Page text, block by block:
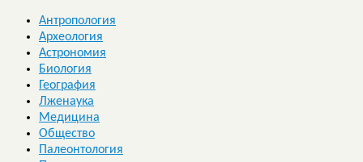
Антропология
Археология
Астрономия
Биология
География
Лженаука
Медицина
Общество
Палеонтология